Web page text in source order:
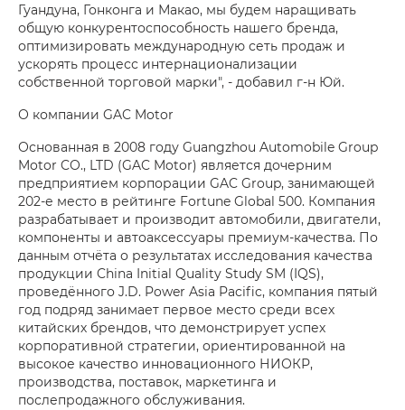
Гуандуна, Гонконга и Макао, мы будем наращивать
общую конкурентоспособность нашего бренда,
оптимизировать международную сеть продаж и
ускорять процесс интернационализации
собственной торговой марки", - добавил г-н Юй.
О компании GAC Motor
Основанная в 2008 году Guangzhou Automobile Group
Motor CO., LTD (GAC Motor) является дочерним
предприятием корпорации GAC Group, занимающей
202-е место в рейтинге Fortune Global 500. Компания
разрабатывает и производит автомобили, двигатели,
компоненты и автоаксессуары премиум-качества. По
данным отчёта о результатах исследования качества
продукции China Initial Quality Study SM (IQS),
проведённого J.D. Power Asia Pacific, компания пятый
год подряд занимает первое место среди всех
китайских брендов, что демонстрирует успех
корпоративной стратегии, ориентированной на
высокое качество инновационного НИОКР,
производства, поставок, маркетинга и
послепродажного обслуживания.